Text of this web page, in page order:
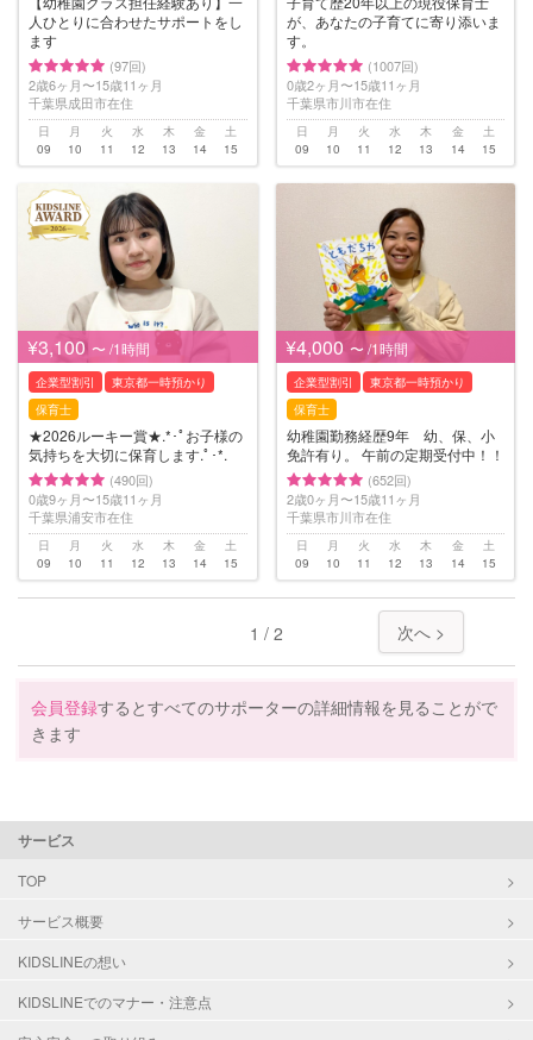
人ひとりに合わせたサポートをし
ます
(97回)
2歳6ヶ月〜15歳11ヶ月
千葉県成田市在住
日
09
月
10
火
11
水
12
木
13
金
14
土
15
が、あなたの子育てに寄り添いま
す。
(1007回)
0歳2ヶ月〜15歳11ヶ月
千葉県市川市在住
日
09
月
10
火
11
水
12
木
13
金
14
土
15
¥3,100 〜 /1時間
企業型割引
東京都一時預かり
保育士
★2026ルーキー賞★.*･ﾟお子様の
気持ちを大切に保育します.ﾟ･*.
(490回)
0歳9ヶ月〜15歳11ヶ月
千葉県浦安市在住
日
09
月
10
火
11
水
12
木
13
金
14
土
15
¥4,000 〜 /1時間
企業型割引
東京都一時預かり
保育士
幼稚園勤務経歴9年 幼、保、小
免許有り。 午前の定期受付中！！
(652回)
2歳0ヶ月〜15歳11ヶ月
千葉県市川市在住
日
09
月
10
火
11
水
12
木
13
金
14
土
15
1 / 2 次へ >
会員登録するとすべてのサポーターの詳細情報を見ることがで
きます
サービス
TOP
サービス概要
KIDSLINEの想い
KIDSLINEでのマナー・注意点